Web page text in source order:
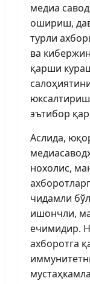
медиа
ошириш,
турли
ва
қарши
эътибор
Аслида,
нохолис,
чидамли
ишончли,
ечимидир.
ахборотга